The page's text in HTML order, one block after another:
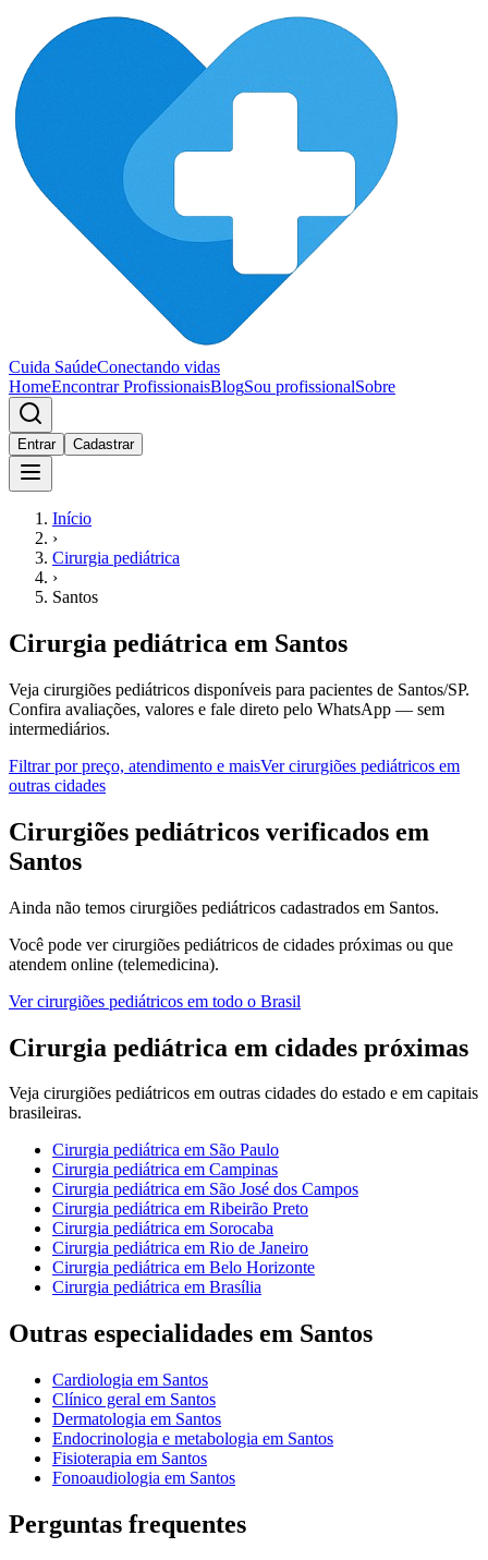
Cuida SaúdeConectando vidas
HomeEncontrar ProfissionaisBlogSou profissionalSobre
Entrar Cadastrar
Início
›
Cirurgia pediátrica
›
Santos
Cirurgia pediátrica em Santos
Veja cirurgiões pediátricos disponíveis para pacientes de Santos/SP.
Confira avaliações, valores e fale direto pelo WhatsApp — sem
intermediários.
Filtrar por preço, atendimento e maisVercirurgiões pediátricos em
outras cidades
Cirurgiões pediátricos verificados em
Santos
Ainda não temos cirurgiões pediátricos cadastrados em Santos.
Você pode vercirurgiões pediátricos de cidades próximas ou que
atendem online (telemedicina).
Vercirurgiões pediátricos em todo o Brasil
Cirurgia pediátrica em cidades próximas
Veja cirurgiões pediátricos em outras cidades do estado e em capitais
brasileiras.
Cirurgia pediátrica em São Paulo
Cirurgia pediátrica em Campinas
Cirurgia pediátrica em São José dos Campos
Cirurgia pediátrica em Ribeirão Preto
Cirurgia pediátrica em Sorocaba
Cirurgia pediátrica em Rio de Janeiro
Cirurgia pediátrica em Belo Horizonte
Cirurgia pediátrica em Brasília
Outras especialidades em Santos
Cardiologia em Santos
Clínico geral em Santos
Dermatologia em Santos
Endocrinologia e metabologia em Santos
Fisioterapia em Santos
Fonoaudiologia em Santos
Perguntas frequentes